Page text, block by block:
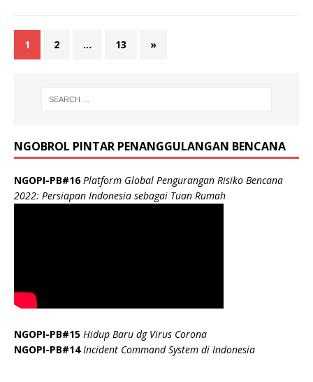
1 2 … 13 »
NGOBROL PINTAR PENANGGULANGAN BENCANA
NGOPI-PB#16Platform Global Pengurangan Risiko Bencana
2022: Persiapan Indonesia sebagai Tuan Rumah
NGOPI-PB#15 Hidup Baru dg Virus Corona
NGOPI-PB#14Incident Command System di Indonesia